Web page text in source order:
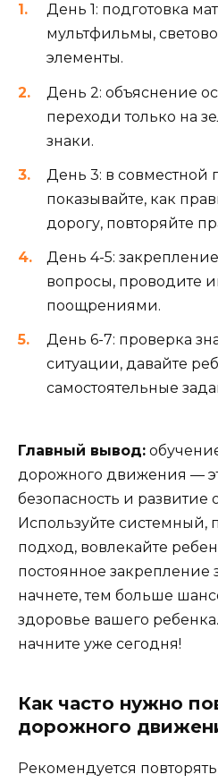
День 1: подготовка
мультфильмы,
элементы.
День 2: объяснение
переходи только на
знаки.
День 3: в совместной
показывайте, как
дорогу, повторяйте
День 4-5:
вопросы, проводите
поощрениями.
День 6-7: проверка
ситуации, давайте
самостоятельные
Главный вывод:
дорожного движения —
безопасность и развитие
Используйте системный,
подход, вовлекайте
постоянное
начнете, тем больше
здоровье вашего
начните уже сегодня!
Как часто нужно
дорожного
Рекомендуется